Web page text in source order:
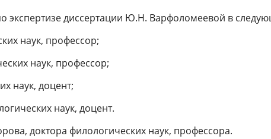
экспертизе диссертации Ю.Н. Варфоломеевой в
наук, профессор;
наук, профессор;
наук, доцент;
наук, доцент.
доктора филологических наук, профессора.